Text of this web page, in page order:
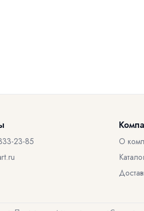
23-85
О